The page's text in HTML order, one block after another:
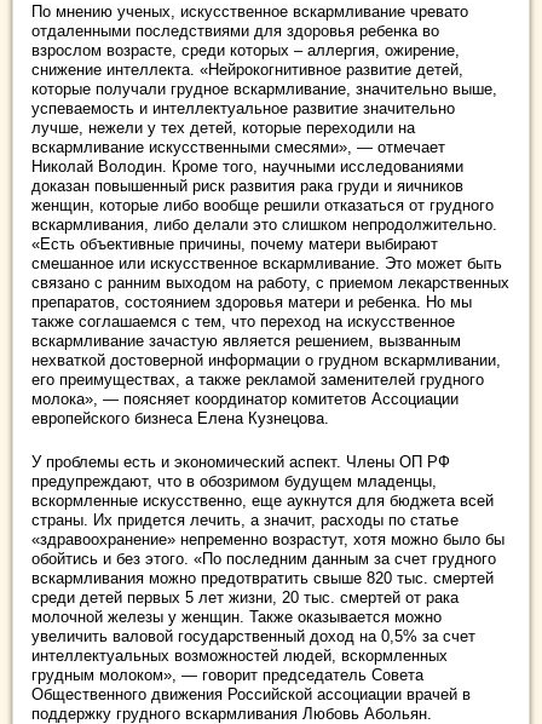
По мнению ученых, искусственное вскармливание чревато
отдаленными последствиями для здоровья ребенка во
взрослом возрасте, среди которых – аллергия, ожирение,
снижение интеллекта. «Нейрокогнитивное развитие детей,
которые получали грудное вскармливание, значительно выше,
успеваемость и интеллектуальное развитие значительно
лучше, нежели у тех детей, которые переходили на
вскармливание искусственными смесями», — отмечает
Николай Володин. Кроме того, научными исследованиями
доказан повышенный риск развития рака груди и яичников
женщин, которые либо вообще решили отказаться от грудного
вскармливания, либо делали это слишком непродолжительно.
«Есть объективные причины, почему матери выбирают
смешанное или искусственное вскармливание. Это может быть
связано с ранним выходом на работу, с приемом лекарственных
препаратов, состоянием здоровья матери и ребенка. Но мы
также соглашаемся с тем, что переход на искусственное
вскармливание зачастую является решением, вызванным
нехваткой достоверной информации о грудном вскармливании,
его преимуществах, а также рекламой заменителей грудного
молока», — поясняет координатор комитетов Ассоциации
европейского бизнеса Елена Кузнецова.
У проблемы есть и экономический аспект. Члены ОП РФ
предупреждают, что в обозримом будущем младенцы,
вскормленные искусственно, еще аукнутся для бюджета всей
страны. Их придется лечить, а значит, расходы по статье
«здравоохранение» непременно возрастут, хотя можно было бы
обойтись и без этого. «По последним данным за счет грудного
вскармливания можно предотвратить свыше 820 тыс. смертей
среди детей первых 5 лет жизни, 20 тыс. смертей от рака
молочной железы у женщин. Также оказывается можно
увеличить валовой государственный доход на 0,5% за счет
интеллектуальных возможностей людей, вскормленных
грудным молоком», — говорит председатель Совета
Общественного движения Российской ассоциации врачей в
поддержку грудного вскармливания Любовь Абольян.